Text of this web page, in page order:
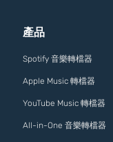
產品
Spotify 音樂轉檔器
Apple Music 轉檔器
YouTube Music 轉檔器
All-in-One 音樂轉檔器